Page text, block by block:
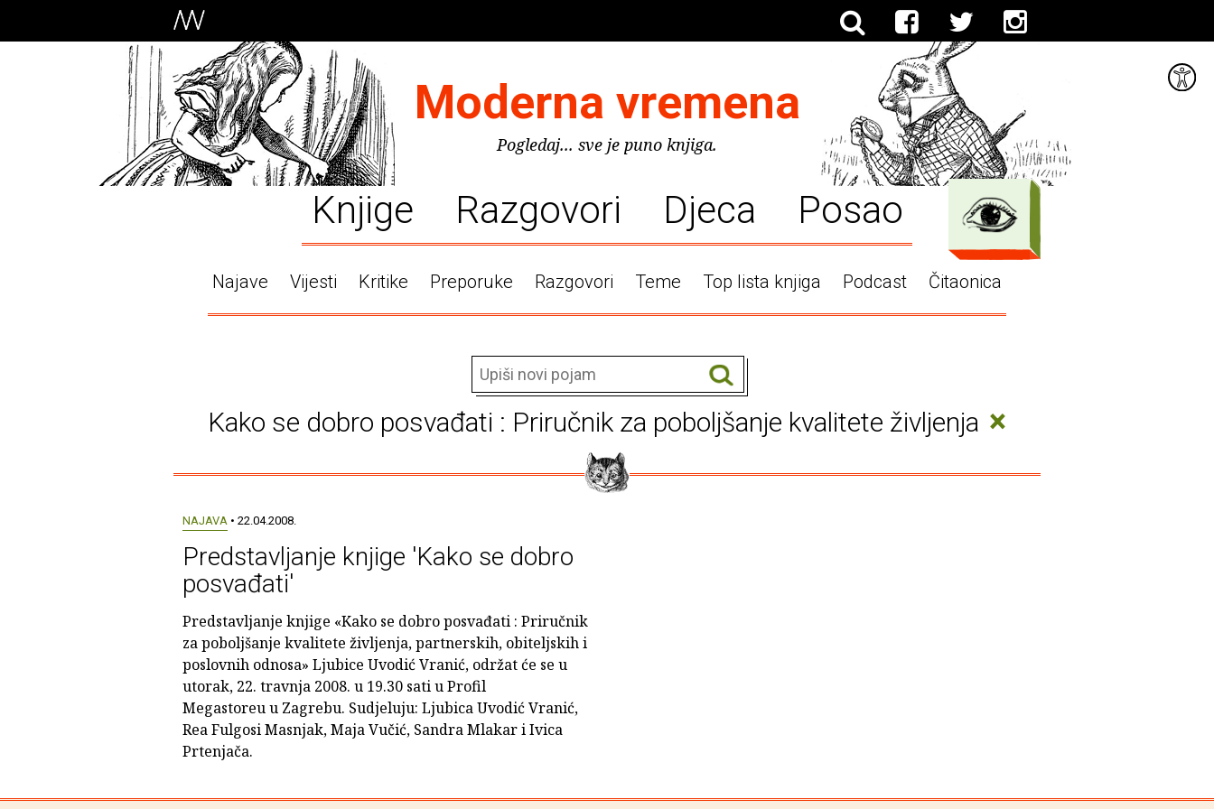
Moderna vremena
Pogledaj... sve je puno knjiga.
Knjige Razgovori Djeca Posao
Najave Vijesti Kritike Preporuke Razgovori Teme Top lista knjiga Podcast Čitaonica
Kako se dobro posvađati : Priručnik za poboljšanje kvalitete življenja ×
NAJAVA• 22.04.2008.
Predstavljanje knjige 'Kako se dobro
posvađati'
Predstavljanje knjige «Kako se dobro posvađati : Priručnik
za poboljšanje kvalitete življenja, partnerskih, obiteljskih i
poslovnih odnosa» Ljubice Uvodić Vranić, održat će se u
utorak, 22. travnja 2008. u 19.30 sati u Profil
Megastoreu u Zagrebu. Sudjeluju: Ljubica Uvodić Vranić,
Rea Fulgosi Masnjak, Maja Vučić, Sandra Mlakar i Ivica
Prtenjača.